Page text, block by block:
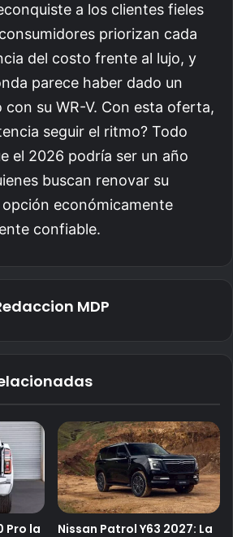
a los clientes fieles
priorizan cada
del costo frente al lujo, y
parece haber dado un
con su WR-V. Con esta oferta,
seguir el ritmo? Todo
el 2026 podría ser un año
buscan renovar su
económicamente
confiable.
MDP
Pro la
Nissan Patrol Y63 2027: La